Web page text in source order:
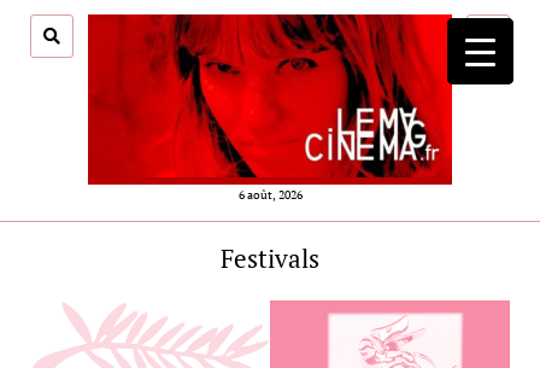
6 août, 2026
menu
Festivals